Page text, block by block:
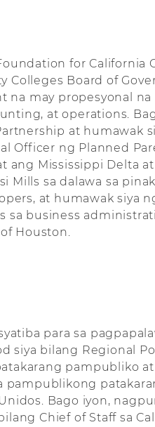
for California
Board of
na may propesyonal
at operations.
at humawak
Officer ng Planned
ang Mississippi Delta
Mills sa dalawa sa
at humawak siya
business
Houston.
para sa
bilang Regional
pampubliko
Bago iyon,
Chief of Staff sa